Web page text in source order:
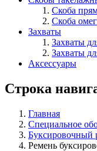
Скоба
Скоба
Захваты
Захваты
Захваты
Аксессуары
Строка
Главная
Специальное
Буксировочный
Ремень